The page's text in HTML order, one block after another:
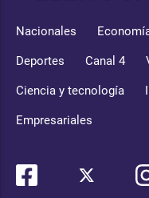
Nacionales
Deportes Canal 4
Ciencia y tecnología
Empresariales